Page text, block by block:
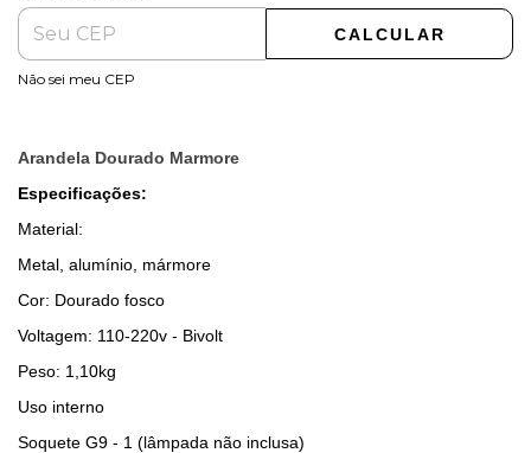
CALCULAR
Não sei meu CEP
Arandela Dourado Marmore
Especificações:
Material:
Metal, alumínio, mármore
Cor: Dourado fosco
Voltagem: 110-220v - Bivolt
Peso: 1,10kg
Uso interno
Soquete G9 - 1 (lâmpada não inclusa)